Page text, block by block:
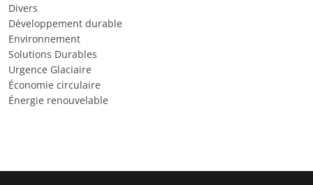
Divers
Développement durable
Environnement
Solutions Durables
Urgence Glaciaire
Économie circulaire
Énergie renouvelable